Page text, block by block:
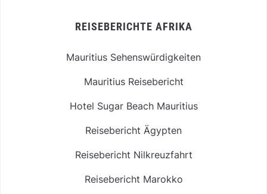
REISEBERICHTE AFRIKA
Mauritius Sehenswürdigkeiten
Mauritius Reisebericht
Hotel Sugar Beach Mauritius
Reisebericht Ägypten
Reisebericht Nilkreuzfahrt
Reisebericht Marokko